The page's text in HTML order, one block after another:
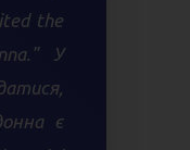
the
У
є